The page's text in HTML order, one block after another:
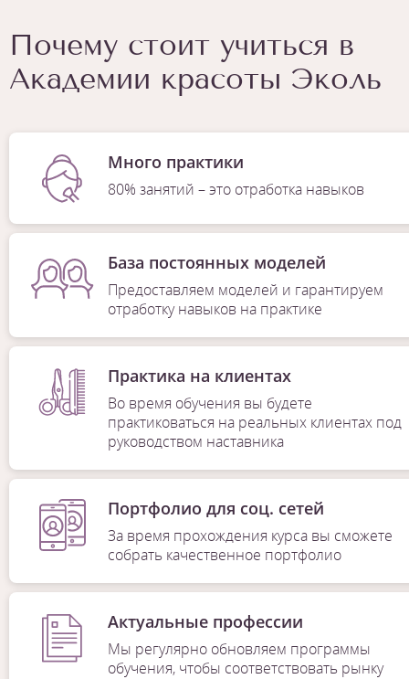
Почему стоит учиться в
Академии красоты Эколь
Много практики
80% занятий – это отработка навыков
База постоянных моделей
Предоставляем моделей и гарантируем
отработку навыков на практике
Практика на клиентах
Во время обучения вы будете
практиковаться на реальных клиентах под
руководством наставника
Портфолио для соц. сетей
За время прохождения курса вы сможете
собрать качественное портфолио
Актуальные профессии
Мы регулярно обновляем программы
обучения, чтобы соответствовать рынку